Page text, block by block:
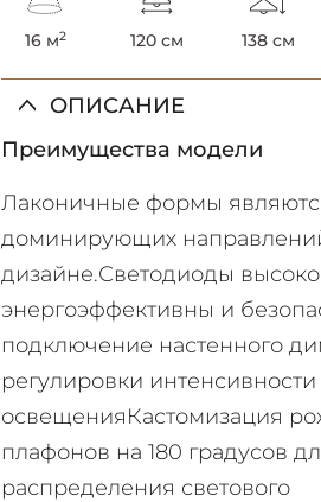
16 м2 120 см 138 см
ОПИСАНИЕ
Преимущества модели
Лаконичные формы
доминирующих
дизайне.Светодиоды
энергоэффективны и
подключение настенного
регулировки интенсивности
освещенияКастомизация
плафонов на 180 градусов
распределения светового